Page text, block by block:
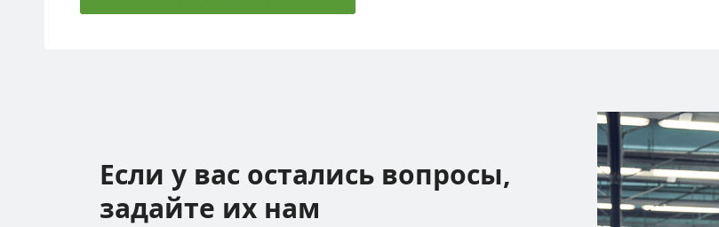
Если у вас остались вопросы,
задайте их нам